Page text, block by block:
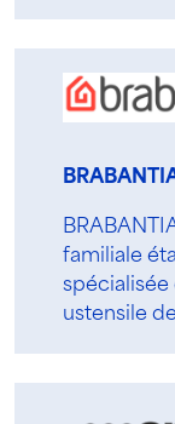
familiale
spécialisée
ustensile